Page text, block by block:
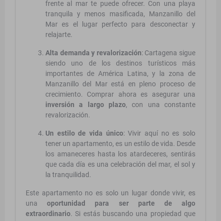
frente al mar te puede ofrecer. Con una playa
tranquila y menos masificada, Manzanillo del
Mar es el lugar perfecto para desconectar y
relajarte.
Alta demanda y revalorización: Cartagena sigue
siendo uno de los destinos turísticos más
importantes de América Latina, y la zona de
Manzanillo del Mar está en pleno proceso de
crecimiento. Comprar ahora es asegurar una
inversión a largo plazo, con una constante
revalorización.
Un estilo de vida único: Vivir aquí no es solo
tener un apartamento, es un estilo de vida. Desde
los amaneceres hasta los atardeceres, sentirás
que cada día es una celebración del mar, el sol y
la tranquilidad.
Este apartamento no es solo un lugar donde vivir, es
unaoportunidad para ser parte de algo
extraordinario. Si estás buscando una propiedad que